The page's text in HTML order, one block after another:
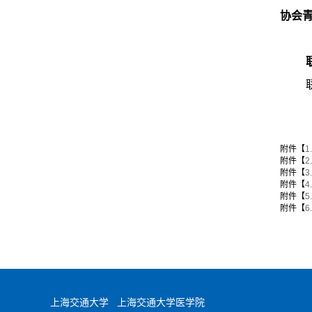
协会
附件【
附件【
附件【
附件【
附件【
附件【
上海交通大学 上海交通大学医学院